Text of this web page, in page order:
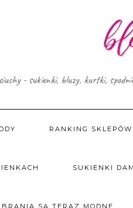
- sukienki, bluzy, kurtki,
RANKING
SUKIENKI
SĄ TERAZ MODNE